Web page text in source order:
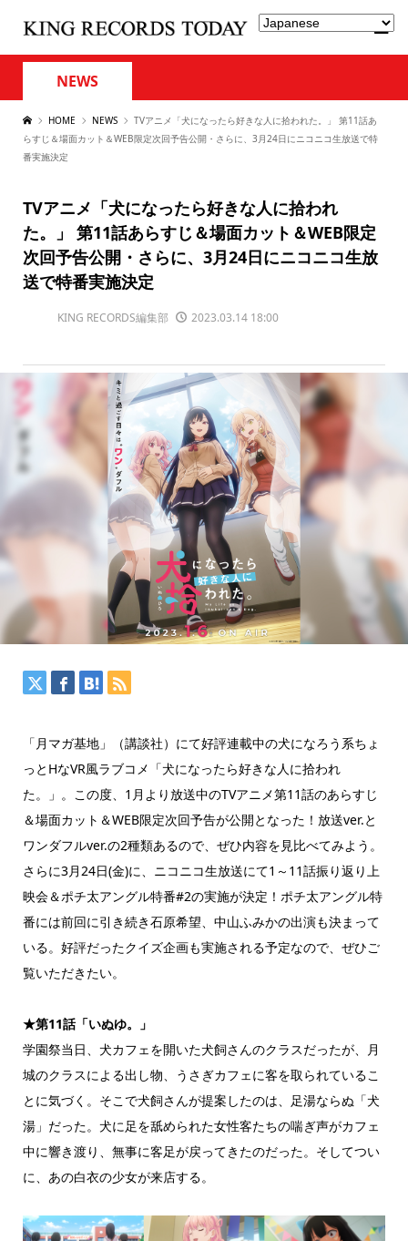
NEWS
HOME NEWS
TVアニメ「犬になったら好きな人に拾われた。」 第11話あ
らすじ＆場面カット＆WEB限定次回予告公開・さらに、3月24日にニコニコ生放送で特
番実施決定
TVアニメ「犬になったら好きな人に拾われ
た。」 第11話あらすじ＆場面カット＆WEB限定
次回予告公開・さらに、3月24日にニコニコ生放
送で特番実施決定
KING RECORDS編集部 2023.03.14 18:00
「月マガ基地」（講談社）にて好評連載中の犬になろう系ちょ
っとHなVR風ラブコメ「犬になったら好きな人に拾われ
た。」。この度、1月より放送中のTVアニメ第11話のあらすじ
＆場面カット＆WEB限定次回予告が公開となった！放送ver.と
ワンダフルver.の2種類あるので、ぜひ内容を見比べてみよう。
さらに3月24日(金)に、ニコニコ生放送にて1～11話振り返り上
映会＆ポチ太アングル特番#2の実施が決定！ポチ太アングル特
番には前回に引き続き石原希望、中山ふみかの出演も決まって
いる。好評だったクイズ企画も実施される予定なので、ぜひご
覧いただきたい。
★第11話「いぬゆ。」
学園祭当日、犬カフェを開いた犬飼さんのクラスだったが、月
城のクラスによる出し物、うさぎカフェに客を取られているこ
とに気づく。そこで犬飼さんが提案したのは、足湯ならぬ「犬
湯」だった。犬に足を舐められた女性客たちの喘ぎ声がカフェ
中に響き渡り、無事に客足が戻ってきたのだった。そしてつい
に、あの白衣の少女が来店する。